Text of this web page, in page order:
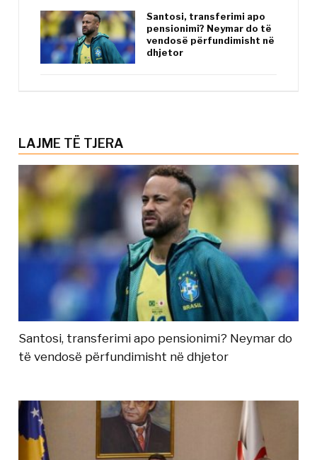
Santosi, transferimi apo
pensionimi? Neymar do të
vendosë përfundimisht në
dhjetor
LAJME TË TJERA
Santosi, transferimi apo pensionimi? Neymar do
të vendosë përfundimisht në dhjetor